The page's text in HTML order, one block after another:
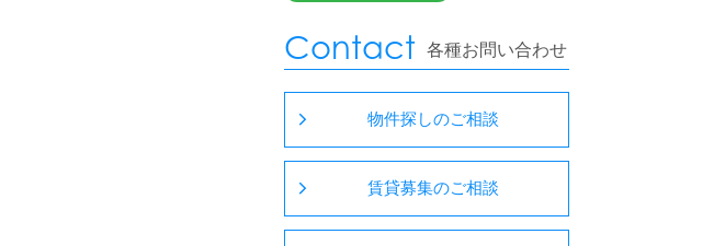
Contact 各種お問い合わせ
物件探しのご相談
賃貸募集のご相談